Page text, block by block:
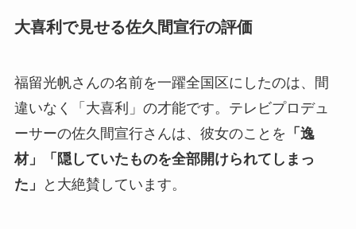
大喜利で見せる佐久間宣行の評価
福留光帆さんの名前を一躍全国区にしたのは、間
違いなく「大喜利」の才能です。テレビプロデュ
ーサーの佐久間宣行さんは、彼女のことを 「逸
材」「隠していたものを全部開けられてしまっ
た」
と大絶賛しています。